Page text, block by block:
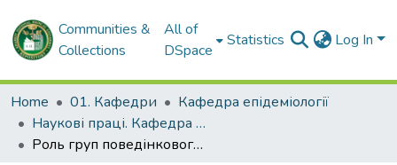
Communities &
Collections
All of
DSpace
Statistics Log In
Home 01. Кафедри
Кафедра епідеміології
Наукові праці. Кафедра епідеміології
Роль груп поведінкового ризику в епідемічному процесі ВІЛ-інфекції в Харківській області